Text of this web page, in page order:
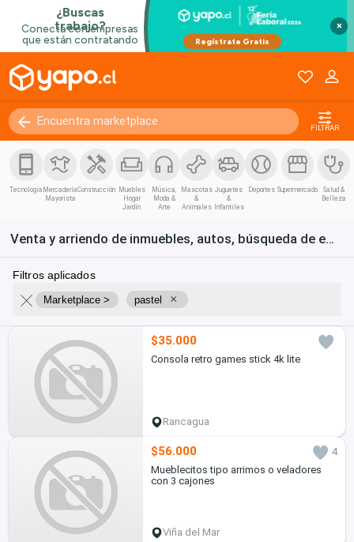
×
FILTRAR
Tecnología Mercadería
Mayorista
Construcción Muebles
Hogar
Jardín
Música,
Moda &
Arte
Mascotas
&
Animales
Juguetes
&
Infantiles
Deportes Supermercado
Salud &
Belleza
Venta y arriendo de inmuebles, autos, búsqueda de empleo y bienes de consumo en Chile
Filtros aplicados
Marketplace > pastel ×
$35.000
Consola retro games stick 4k lite
Rancagua
$56.000
4
Mueblecitos tipo arrimos o veladores
con 3 cajones
Viña del Mar